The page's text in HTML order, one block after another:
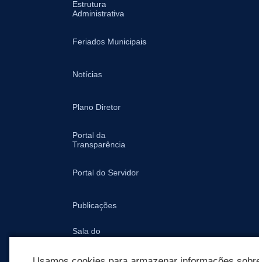
Estrutura
Administrativa
Feriados Municipais
Notícias
Plano Diretor
Portal da
Transparência
Portal do Servidor
Publicações
Sala do